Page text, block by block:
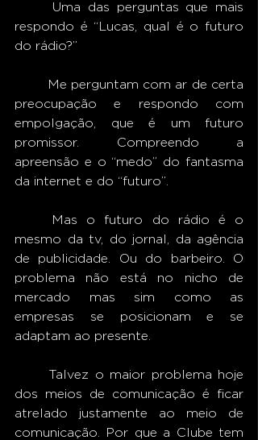
respondo é “Lucas, qual é o futuro
do rádio?”
preocupação e respondo com
empolgação, que é um futuro
promissor. Compreendo a
apreensão e o “medo” do fantasma
da internet e do “futuro”.
mesmo da tv, do jornal, da agência
de publicidade. Ou do barbeiro. O
problema não está no nicho de
mercado mas sim como as
empresas se posicionam e se
adaptam ao presente.
dos meios de comunicação é ficar
atrelado justamente ao meio de
comunicação. Por que a Clube tem